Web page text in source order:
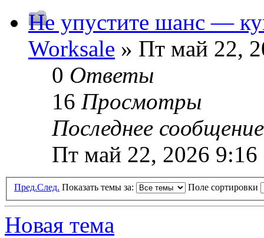
Не упустите шанс —
Worksale » Пт май 22,
0 Ответы
16 Просмотры
Последнее
Пт май 22, 2026 9:16
Пред.След. Показать темы за: Поле сортировки
Новая тема